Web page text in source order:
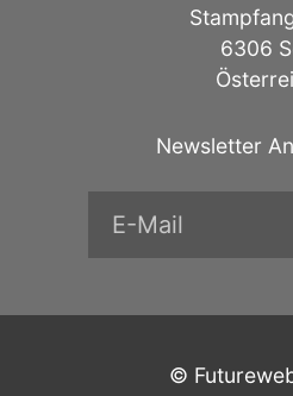
6306
Newsletter
©